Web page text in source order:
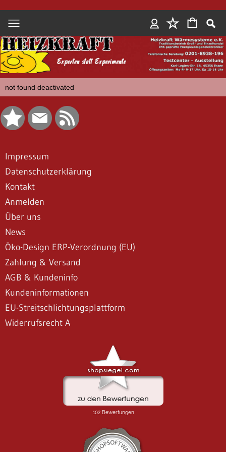
Anmelden
not found deactivated
Impressum
Datenschutzerklärung
Kontakt
Anmelden
Über uns
News
Öko-Design ERP-Verordnung (EU)
Zahlung & Versand
AGB & Kundeninfo
Kundeninformationen
EU-Streitschlichtungsplattform
Widerrufsrecht A